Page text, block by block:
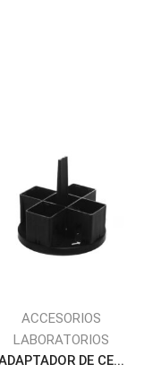
ACCESORIOS
LABORATORIOS
DE CE...